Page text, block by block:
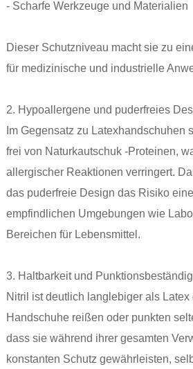
- Scharfe Werkzeuge und Materialien
Dieser Schutzniveau macht sie zu
für medizinische und industrielle
2. Hypoallergene und puderfreies
Im Gegensatz zu Latexhandschuhen
frei von Naturkautschuk -Proteinen,
allergischer Reaktionen verringert.
das puderfreie Design das Risiko
empfindlichen Umgebungen wie
Bereichen für Lebensmittel.
3. Haltbarkeit und
Nitril ist deutlich langlebiger als
Handschuhe reißen oder punkten
dass sie während ihrer gesamten
konstanten Schutz gewährleisten,